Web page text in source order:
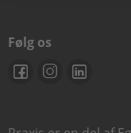
Følg os